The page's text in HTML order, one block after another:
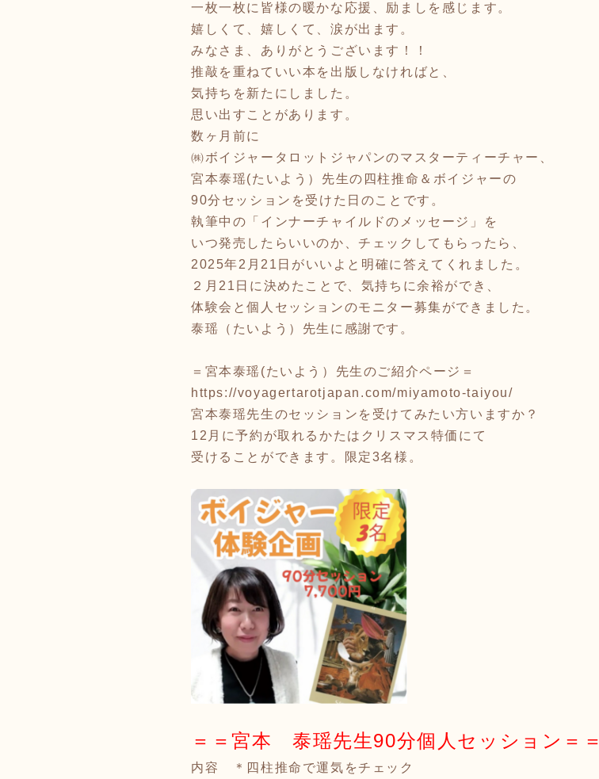
一枚一枚に皆様の暖かな応援、励ましを感じます。
嬉しくて、嬉しくて、涙が出ます。
みなさま、ありがとうございます！！
推敲を重ねていい本を出版しなければと、
気持ちを新たにしました。
思い出すことがあります。
数ヶ月前に
㈱ボイジャータロットジャパンのマスターティーチャー、
宮本泰瑶(たいよう）先生の四柱推命＆ボイジャーの
90分セッションを受けた日のことです。
執筆中の「インナーチャイルドのメッセージ」を
いつ発売したらいいのか、チェックしてもらったら、
2025年2月21日がいいよと明確に答えてくれました。
２月21日に決めたことで、気持ちに余裕ができ、
体験会と個人セッションのモニター募集ができました。
泰瑶（たいよう）先生に感謝です。
＝宮本泰瑶(たいよう）先生のご紹介ページ＝
https://voyagertarotjapan.com/miyamoto-taiyou/
宮本泰瑶先生のセッションを受けてみたい方いますか？
12月に予約が取れるかたはクリスマス特価にて
受けることができます。限定3名様。
＝＝宮本 泰瑶先生90分個人セッション＝＝
内容 ＊四柱推命で運気をチェック